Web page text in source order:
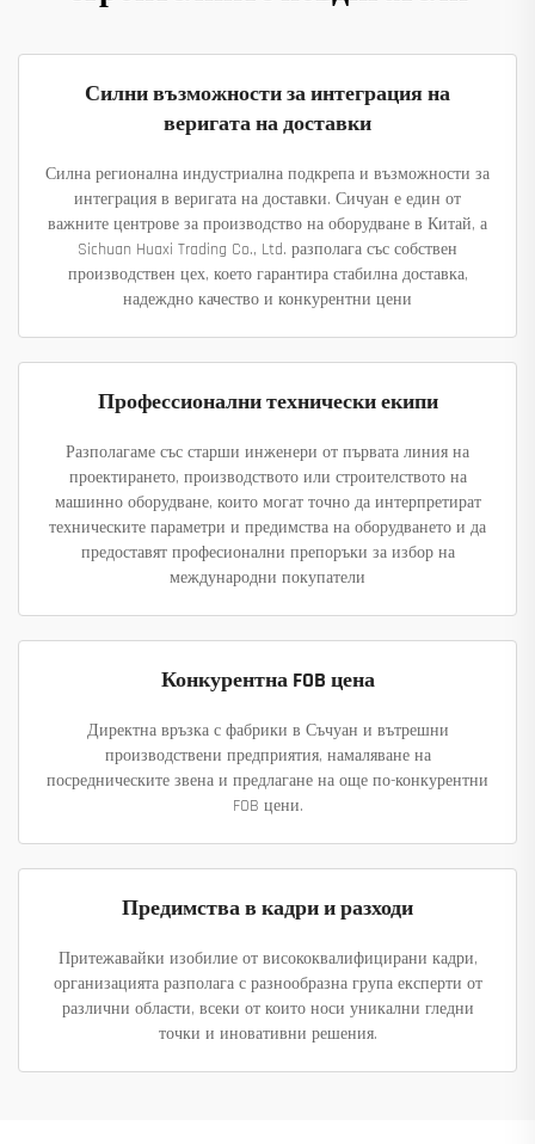
Силни възможности за интеграция на
веригата на доставки
Силна регионална индустриална подкрепа и възможности за
интеграция в веригата на доставки. Сичуан е един от
важните центрове за производство на оборудване в Китай, а
Sichuan Huaxi Trading Co., Ltd. разполага със собствен
производствен цех, което гарантира стабилна доставка,
надеждно качество и конкурентни цени
Профессионални технически екипи
Разполагаме със старши инженери от първата линия на
проектирането, производството или строителството на
машинно оборудване, които могат точно да интерпретират
техническите параметри и предимства на оборудването и да
предоставят професионални препоръки за избор на
международни покупатели
Конкурентна FOB цена
Директна връзка с фабрики в Съчуан и вътрешни
производствени предприятия, намаляване на
посредническите звена и предлагане на още по-конкурентни
FOB цени.
Предимства в кадри и разходи
Притежавайки изобилие от висококвалифицирани кадри,
организацията разполага с разнообразна група експерти от
различни области, всеки от които носи уникални гледни
точки и иновативни решения.